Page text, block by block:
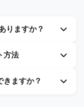
りますか？
イス向けの
今のところ、
方法
単にアップデート
していますので、
ますか？